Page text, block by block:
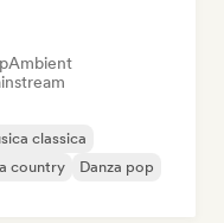
Ambient
classica
country
Danza pop